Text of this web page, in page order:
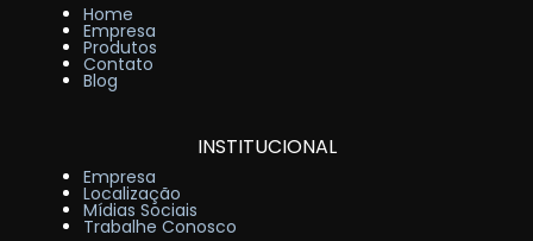
Home
Empresa
Produtos
Contato
Blog
INSTITUCIONAL
Empresa
Localização
Mídias Sociais
Trabalhe Conosco